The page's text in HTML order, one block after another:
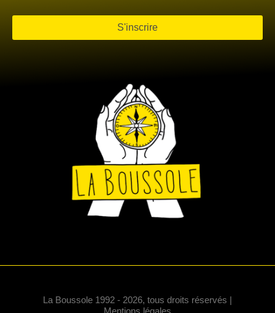
S'inscrire
La Boussole 1992 - 2026, tous droits réservés |